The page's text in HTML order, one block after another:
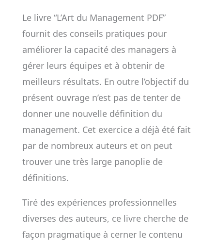
Le livre “L’Art du Management PDF”
fournit des conseils pratiques pour
améliorer la capacité des managers à
gérer leurs équipes et à obtenir de
meilleurs résultats. En outre l’objectif du
présent ouvrage n’est pas de tenter de
donner une nouvelle définition du
management. Cet exercice a déjà été fait
par de nombreux auteurs et on peut
trouver une très large panoplie de
définitions.
Tiré des expériences professionnelles
diverses des auteurs, ce livre cherche de
façon pragmatique à cerner le contenu